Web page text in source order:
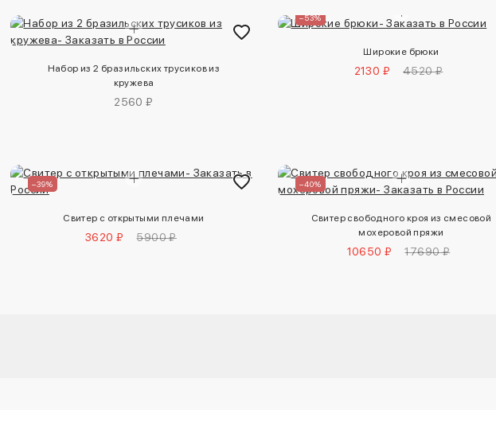
Набор из 2 бразильских трусиков из
кружева
2560 ₽
–53%
Широкие брюки
2130 ₽ 4520 ₽
–39%
Свитер с открытыми плечами
3620 ₽ 5900 ₽
–40%
Свитер свободного кроя из смесовой
мохеровой пряжи
10650 ₽ 17690 ₽